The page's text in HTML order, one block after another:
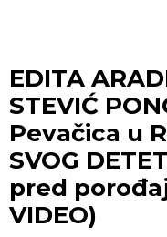
EDITA
STEVIĆ
Pevačica u
SVOG
pred
VIDEO)